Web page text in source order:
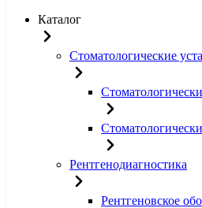
Каталог
Стоматологические
Рентгенодиагностика
Рентгеновское